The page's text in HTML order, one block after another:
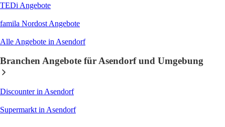
TEDi Angebote
famila Nordost Angebote
Alle Angebote in Asendorf
Branchen Angebote für Asendorf und Umgebung
Discounterin Asendorf
Supermarkt in Asendorf